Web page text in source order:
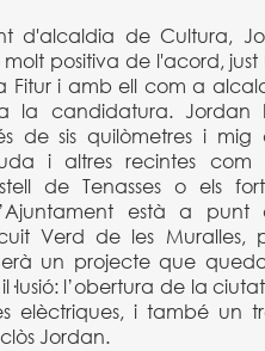
d'alcaldia de Cultura,
positiva de l'acord, just
Fitur i amb ell com a
la candidatura. Jordan
de sis quilòmetres i mig
i altres recintes com
de Tenasses o els
està a punt
Verd de les Muralles,
un projecte que
l’obertura de la
elèctriques, i també un
Jordan.